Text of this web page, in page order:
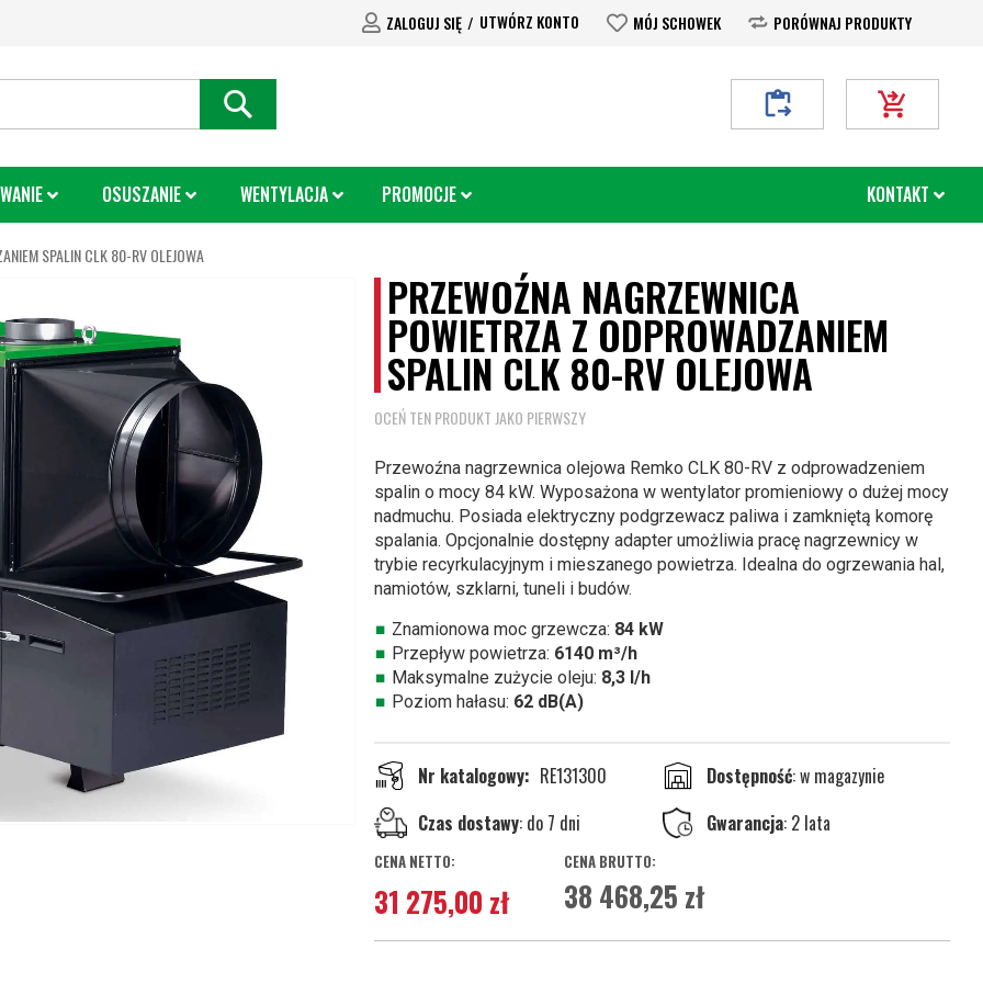
PORÓWNAJ PRODUKTY
MÓJ SCHOWEK
UTWÓRZ KONTO
ZALOGUJ SIĘ
Mój koszyk
Moje Zapytanie
OSUSZANIE WENTYLACJA PROMOCJE KONTAKT
SPALIN CLK 80-RV OLEJOWA
PRZEWOŹNA NAGRZEWNICA
POWIETRZA Z ODPROWADZANIEM
SPALIN CLK 80-RV OLEJOWA
OCEŃ TEN PRODUKT JAKO PIERWSZY
Przewoźna nagrzewnica olejowa Remko CLK 80-RV z odprowadzeniem
spalin o mocy 84 kW. Wyposażona w wentylator promieniowy o dużej mocy
nadmuchu. Posiada elektryczny podgrzewacz paliwa i zamkniętą komorę
spalania. Opcjonalnie dostępny adapter umożliwia pracę nagrzewnicy w
trybie recyrkulacyjnym i mieszanego powietrza. Idealna do ogrzewania hal,
namiotów, szklarni, tuneli i budów.
Znamionowa moc grzewcza: 84 kW
Przepływ powietrza: 6140 m³/h
Maksymalne zużycie oleju: 8,3 l/h
Poziom hałasu: 62 dB(A)
Nr katalogowy RE131300
w magazynie
Czas dostawy: do 7 dni Gwarancja: 2 lata
38 468,25 zł
31 275,00 zł